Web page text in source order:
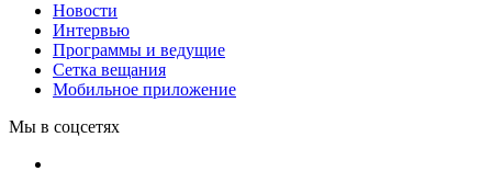
Новости
Интервью
Программы и ведущие
Сетка вещания
Мобильное приложение
Мы в соцсетях